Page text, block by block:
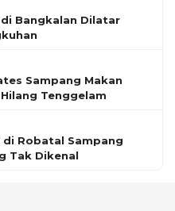
Bangkalan Dilatar
Sampang Makan
Tenggelam
di Robatal Sampang
Tak Dikenal